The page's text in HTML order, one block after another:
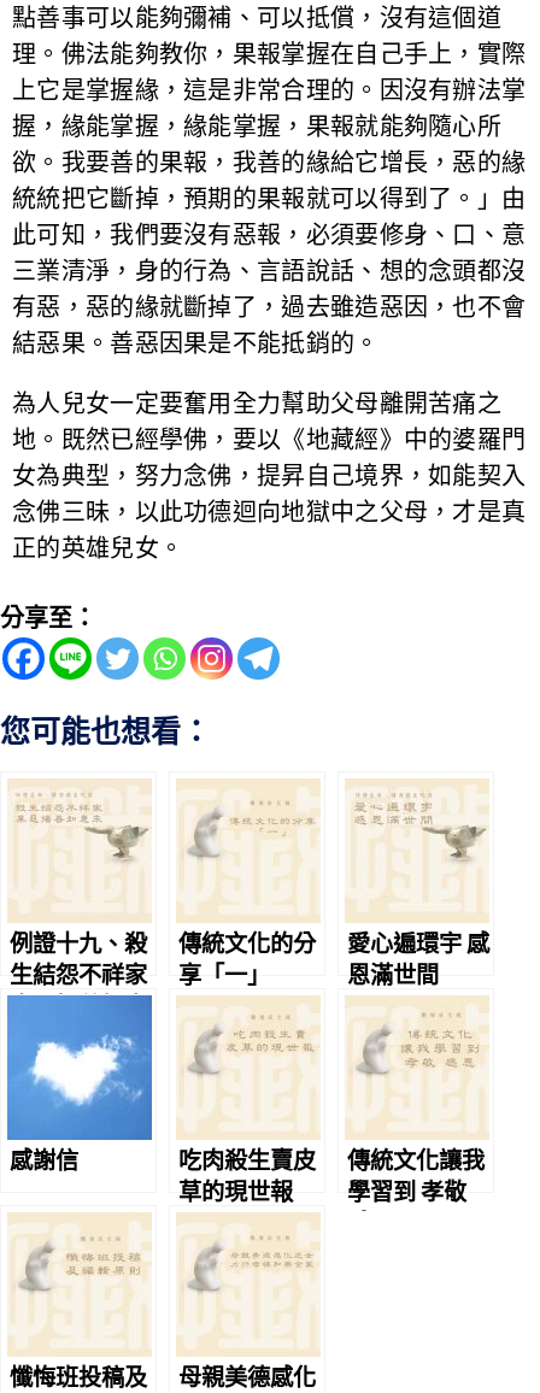
點善事可以能夠彌補、可以抵償，沒有這個道
理。佛法能夠教你，果報掌握在自己手上，實際
上它是掌握緣，這是非常合理的。因沒有辦法掌
握，緣能掌握，緣能掌握，果報就能夠隨心所
欲。我要善的果報，我善的緣給它增長，惡的緣
統統把它斷掉，預期的果報就可以得到了。」由
此可知，我們要沒有惡報，必須要修身、口、意
三業清淨，身的行為、言語說話、想的念頭都沒
有惡，惡的緣就斷掉了，過去雖造惡因，也不會
結惡果。善惡因果是不能抵銷的。
為人兒女一定要奮用全力幫助父母離開苦痛之
地。既然已經學佛，要以《地藏經》中的婆羅門
女為典型，努力念佛，提昇自己境界，如能契入
念佛三昧，以此功德迴向地獄中之父母，才是真
正的英雄兒女。
分享至：
您可能也想看：
例證十九、殺
生結怨不祥家
傳統文化的分
享「一」
愛心遍環宇 感
恩滿世間
感謝信
吃肉殺生賣皮
草的現世報
傳統文化讓我
學習到 孝敬
懺悔班投稿及
母親美德感化